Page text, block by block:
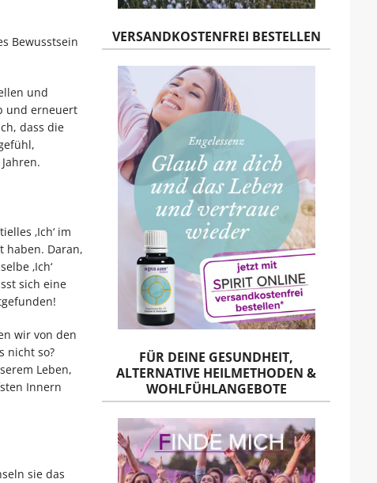
Bewusstsein
und
und erneuert
dass die
‚Ich‘ im
haben. Daran,
‚Ich‘
sich eine
wir von den
nicht so?
Leben,
Innern
sie das
VERSANDKOSTENFREI BESTELLEN
FÜR DEINE GESUNDHEIT,
ALTERNATIVE HEILMETHODEN &
WOHLFÜHLANGEBOTE